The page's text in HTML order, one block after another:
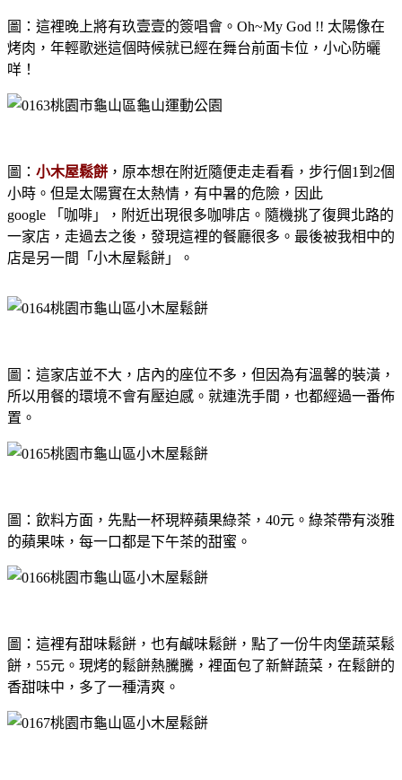
圖：這裡晚上將有玖壹壹的簽唱會。Oh~My God !! 太陽像在
烤肉，年輕歌迷這個時候就已經在舞台前面卡位，小心防曬
咩！
圖： 小木屋鬆餅 ，原本想在附近隨便走走看看，步行個1到2個
小時。但是太陽實在太熱情，有中暑的危險，因此
google 「咖啡」，附近出現很多咖啡店。隨機挑了復興北路的
一家店，走過去之後，發現這裡的餐廳很多。最後被我相中的
店是另一間「小木屋鬆餅」。
圖：這家店並不大，店內的座位不多，但因為有溫馨的裝潢，
所以用餐的環境不會有壓迫感。就連洗手間，也都經過一番佈
置。
圖：飲料方面，先點一杯現粹蘋果綠茶，40元。綠茶帶有淡雅
的蘋果味，每一口都是下午茶的甜蜜。
圖：這裡有甜味鬆餅，也有鹹味鬆餅，點了一份牛肉堡蔬菜鬆
餅，55元。現烤的鬆餅熱騰騰，裡面包了新鮮蔬菜，在鬆餅的
香甜味中，多了一種清爽。